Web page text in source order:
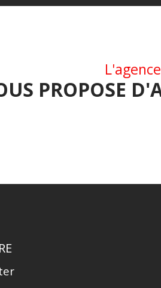
L'agence
PROPOSE